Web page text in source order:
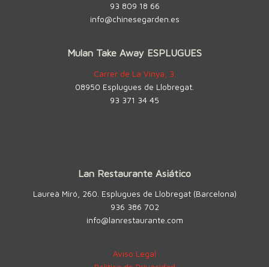
93 809 18 66
info@chinesegarden.es
Mulan Take Away ESPLUGUES
Carrer de La Vinya, 3.
08950 Esplugues de Llobregat.
93 371 34 45
Lan Restaurante Asiático
Laureà Miró, 260. Esplugues de Llobregat (Barcelona)
936 386 702
info@lanrestaurante.com
Aviso Legal